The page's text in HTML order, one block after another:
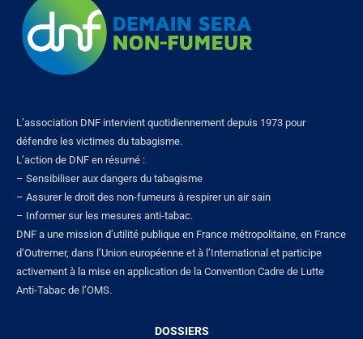
L’association DNF intervient quotidiennement depuis 1973 pour
défendre les victimes du tabagisme.
L’action de DNF en résumé :
– Sensibiliser aux dangers du tabagisme
– Assurer le droit des non-fumeurs à respirer un air sain
– Informer sur les mesures anti-tabac.
DNF a une mission d’utilité publique en France métropolitaine, en France
d’Outremer, dans l’Union européenne et à l’International et participe
activement à la mise en application de la Convention Cadre de Lutte
Anti-Tabac de l’OMS.
DOSSIERS